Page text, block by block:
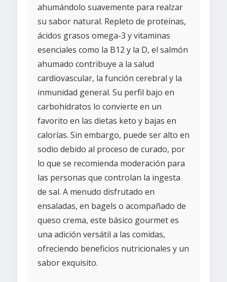
ahumándolo suavemente para realzar
su sabor natural. Repleto de proteínas,
ácidos grasos omega-3 y vitaminas
esenciales como la B12 y la D, el salmón
ahumado contribuye a la salud
cardiovascular, la función cerebral y la
inmunidad general. Su perfil bajo en
carbohidratos lo convierte en un
favorito en las dietas keto y bajas en
calorías. Sin embargo, puede ser alto en
sodio debido al proceso de curado, por
lo que se recomienda moderación para
las personas que controlan la ingesta
de sal. A menudo disfrutado en
ensaladas, en bagels o acompañado de
queso crema, este básico gourmet es
una adición versátil a las comidas,
ofreciendo beneficios nutricionales y un
sabor exquisito.